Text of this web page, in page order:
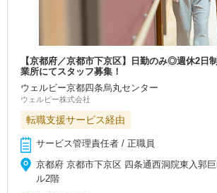
【京都府／京都市下京区】日勤のみ◎週休2日
業所にてスタッフ募集！
ウェルビー京都四条烏丸センター
ウェルビー株式会社
転職支援サービス経由
サービス管理責任者 / 正職員
京都府 京都市下京区 四条通西洞院東入郭
ル2階